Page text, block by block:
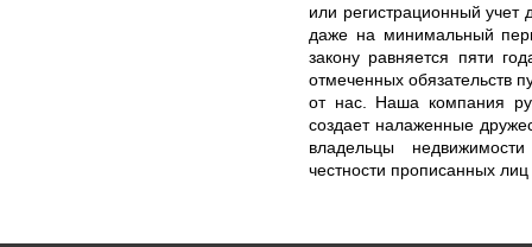
или регистрационный
даже на минимальный
закону равняется пяти
отмеченных обязательств
от нас. Наша компания
создает налаженные
владельцы
честности прописанных